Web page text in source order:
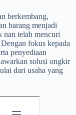
berkembang,
barang menjadi
nan telah mencuri
fokus kepada
penyediaan
solusi ongkir
dari usaha yang